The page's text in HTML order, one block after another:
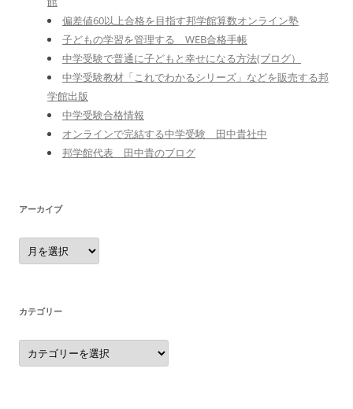
偏差値60以上合格を目指す邦学館算数オンライン塾
子どもの学習を管理する WEB合格手帳
中学受験で普通に子どもと幸せになる方法(ブログ）
中学受験教材「これでわかるシリーズ」などを販売する邦
学館出版
中学受験合格情報
オンラインで完結する中学受験 田中貴社中
邦学館代表 田中貴のブログ
アーカイブ
ア
ー
カ
カテゴリー
カ
テ
ゴ